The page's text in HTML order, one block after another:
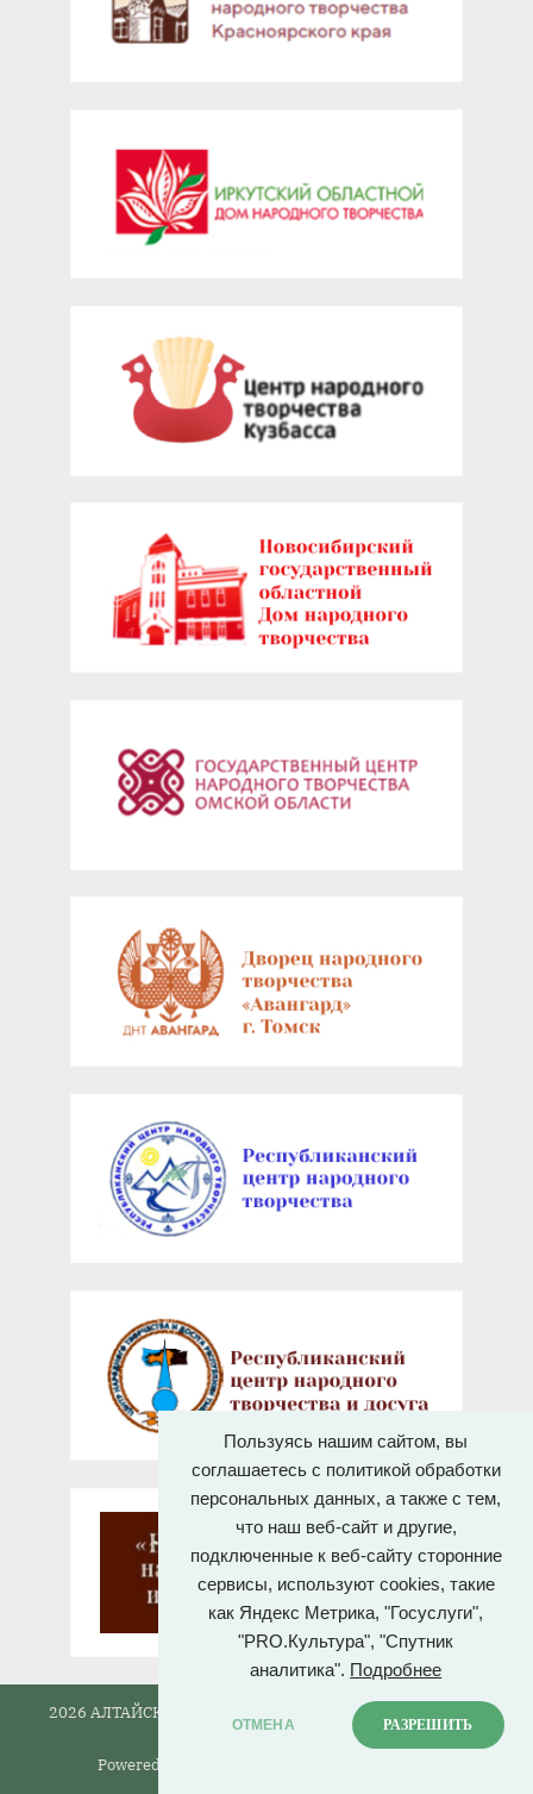
Пользуясь нашим сайтом, вы
соглашаетесь с политикой обработки
персональных данных, а также с тем,
что наш веб-сайт и другие,
подключенные к веб-сайту сторонние
сервисы, используют cookies, такие
как Яндекс Метрика, "Госуслуги",
"PRO.Культура", "Спутник
аналитика". Подробнее
ОТМЕНА РАЗРЕШИТЬ
2026 АЛТАЙСКИЙ ГОСУДАРСТВЕННЫЙ ДОМ НАРОДНОГО
Powered by